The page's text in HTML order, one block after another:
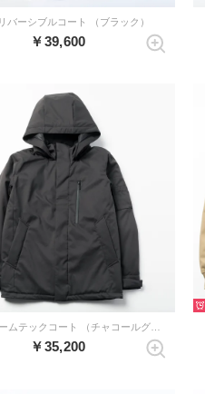
バーシブルコート （ブラック）
￥39,600
￥35,200